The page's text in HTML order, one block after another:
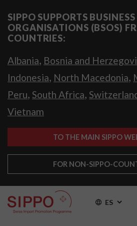
SIPPO SUPPORTS
ORGANISATIONS (BSOS)
COUNTRIES:
Albania, Bosnia and
Indonesia, North Macedonia,
Peru, South Africa,
Vietnam
TO THE MAIN SIPPO
FOR NON-SIPPO-
ES